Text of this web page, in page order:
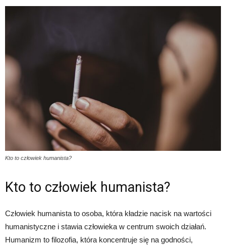
Kto to człowiek humanista?
Kto to człowiek humanista?
Człowiek humanista to osoba, która kładzie nacisk na wartości
humanistyczne i stawia człowieka w centrum swoich działań.
Humanizm to filozofia, która koncentruje się na godności,